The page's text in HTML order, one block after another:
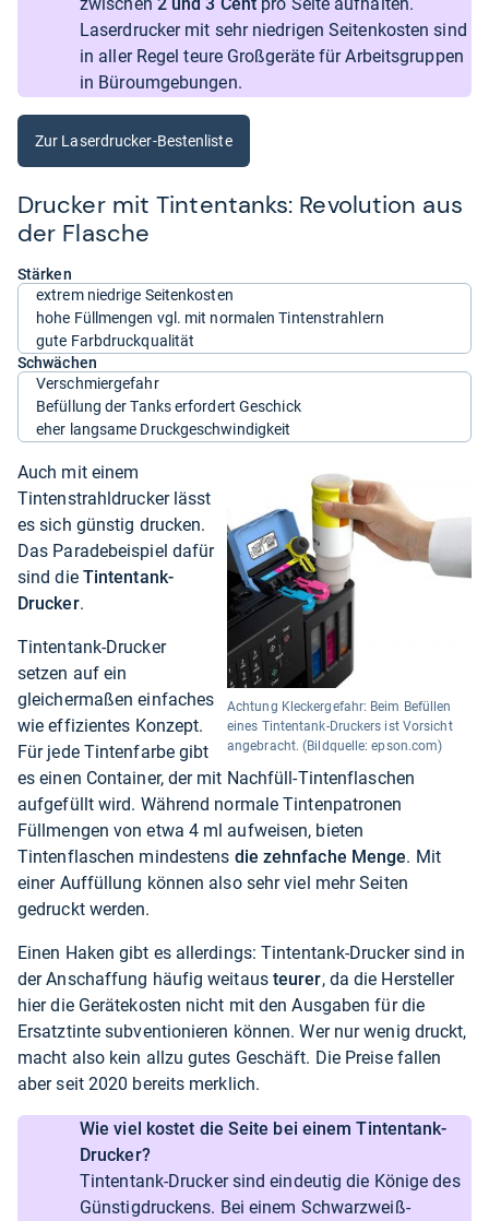
Laserdrucker mit sehr niedrigen Seitenkosten sind
in aller Regel teure Großgeräte für Arbeitsgruppen
in Büroumgebungen.
Zur Laserdrucker-Bestenliste
Drucker mit Tintentanks: Revolution aus
der Flasche
Stärken
extrem niedrige Seitenkosten
hohe Füllmengen vgl. mit normalen Tintenstrahlern
gute Farbdruckqualität
Schwächen
Verschmiergefahr
Befüllung der Tanks erfordert Geschick
eher langsame Druckgeschwindigkeit
Achtung Kleckergefahr: Beim Befüllen
eines Tintentank-Druckers ist Vorsicht
angebracht. (Bildquelle: epson.com)
Auch mit einem
Tintenstrahldrucker lässt
es sich günstig drucken.
Das Paradebeispiel dafür
sind die Tintentank-
Drucker.
Tintentank-Drucker
setzen auf ein
gleichermaßen einfaches
wie effizientes Konzept.
Für jede Tintenfarbe gibt
es einen Container, der mit Nachfüll-Tintenflaschen
aufgefüllt wird. Während normale Tintenpatronen
Füllmengen von etwa 4 ml aufweisen, bieten
Tintenflaschen mindestens die zehnfache Menge. Mit
einer Auffüllung können also sehr viel mehr Seiten
gedruckt werden.
Einen Haken gibt es allerdings: Tintentank-Drucker sind in
der Anschaffung häufig weitaus teurer, da die Hersteller
hier die Gerätekosten nicht mit den Ausgaben für die
Ersatztinte subventionieren können. Wer nur wenig druckt,
macht also kein allzu gutes Geschäft. Die Preise fallen
aber seit 2020 bereits merklich.
Wie viel kostet die Seite bei einem Tintentank-
Drucker?
Tintentank-Drucker sind eindeutig die Könige des
Günstigdruckens. Bei einem Schwarzweiß-